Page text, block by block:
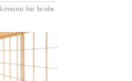
kimono for bride